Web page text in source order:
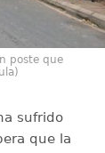
poste que
sufrido
que la